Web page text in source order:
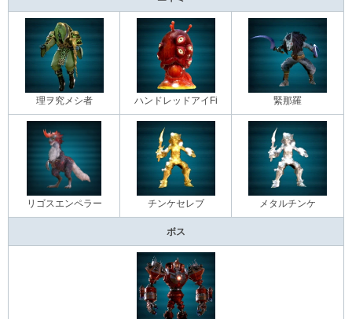
理ヲ究メシ者 ハンドレッドアイFi 緊那羅
リゴスエンペラー チンケセレブ メタルチンケ
ボス